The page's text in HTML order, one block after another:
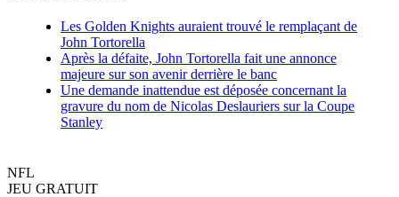
Les Golden Knights auraient trouvé le remplaçant de
John Tortorella
Après la défaite, John Tortorella fait une annonce
majeure sur son avenir derrière le banc
Une demande inattendue est déposée concernant la
gravure du nom de Nicolas Deslauriers sur la Coupe
Stanley
NFL
JEU GRATUIT